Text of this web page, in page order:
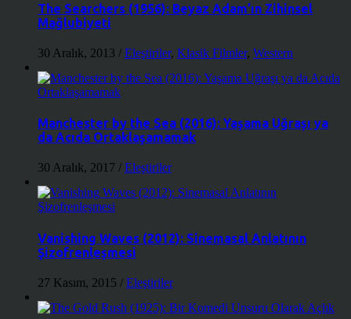
The Searchers (1956): Beyaz Adam’ın Zihinsel
Mağlubiyeti
30 Aralık, 2013 / Eleştiriler, Klasik Filmler, Western
Manchester by the Sea (2016): Yaşama Uğraşı ya
da Acıda Ortaklaşamamak
30 Aralık, 2017 / Eleştiriler
Vanishing Waves (2012): Sinemasal Anlatının
Şizofrenleşmesi
27 Kasım, 2015 / Eleştiriler